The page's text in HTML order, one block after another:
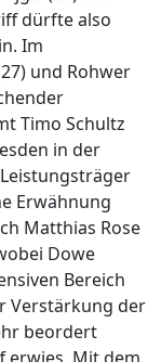
dürfte also
Im
und Rohwer
Timo Schultz
in der
Erwähnung
Matthias Rose
Dowe
Bereich
Verstärkung der
beordert